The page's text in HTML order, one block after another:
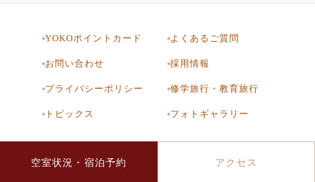
空室状況・宿泊予約 アクセス
YOKOポイントカード よくあるご質問
お問い合わせ 採用情報
プライバシーポリシー 修学旅行・教育旅行
トピックス フォトギャラリー